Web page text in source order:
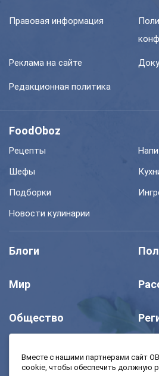
Правовая информация
Реклама на сайте
Редакционная политика
FoodOboz
Рецепты
Шефы
Подборки
Новости кулинарии
Блоги
Мир
Общество
Вместе с нашими партнерами сайт
cookie, чтобы обеспечить должную